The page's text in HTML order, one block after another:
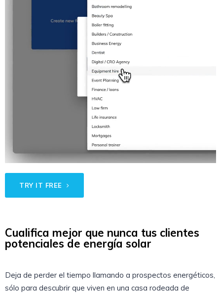
TRY IT FREE
Cualifica mejor que nunca tus clientes
potenciales de energía solar
Deja de perder el tiempo llamando a prospectos energéticos,
sólo para descubrir que viven en una casa rodeada de